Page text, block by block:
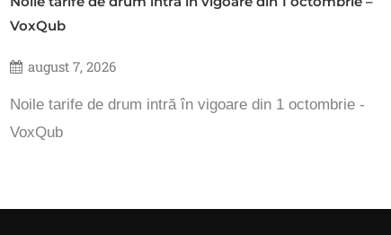
VoxQub
august 7, 2026
Noile tarife de drum intră în vigoare din 1 octombrie -
VoxQub